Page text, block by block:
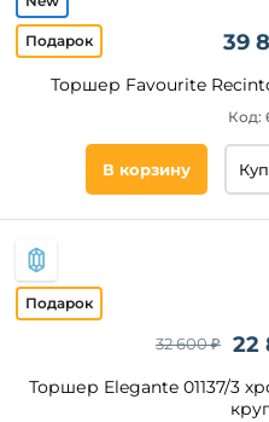
39
Торшер Favourite
Код:
В корзину
22
32 600 ₽
Торшер Elegante 01137/3